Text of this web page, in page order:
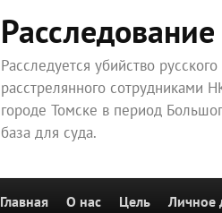
Расследуется убийство
расстрелянного сотрудниками
городе Томске в период
база для суда.
Перейти к основному
Главная О нас Цель Личное